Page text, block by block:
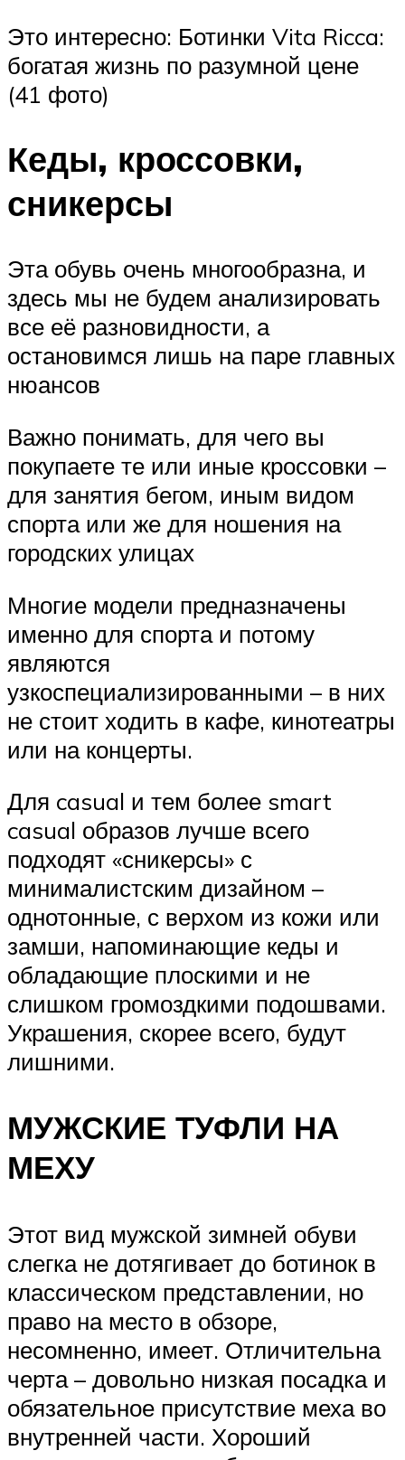
Это интересно: Ботинки Vita Ricca:
богатая жизнь по разумной цене
(41 фото)
Кеды, кроссовки,
сникерсы
Эта обувь очень многообразна, и
здесь мы не будем анализировать
все её разновидности, а
остановимся лишь на паре главных
нюансов
Важно понимать, для чего вы
покупаете те или иные кроссовки –
для занятия бегом, иным видом
спорта или же для ношения на
городских улицах
Многие модели предназначены
именно для спорта и потому
являются
узкоспециализированными – в них
не стоит ходить в кафе, кинотеатры
или на концерты.
Для casual и тем более smart
casual образов лучше всего
подходят «сникерсы» с
минималистским дизайном –
однотонные, с верхом из кожи или
замши, напоминающие кеды и
обладающие плоскими и не
слишком громоздкими подошвами.
Украшения, скорее всего, будут
лишними.
МУЖСКИЕ ТУФЛИ НА
МЕХУ
Этот вид мужской зимней обуви
слегка не дотягивает до ботинок в
классическом представлении, но
право на место в обзоре,
несомненно, имеет. Отличительна
черта – довольно низкая посадка и
обязательное присутствие меха во
внутренней части. Хороший